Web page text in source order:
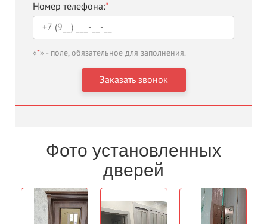
Номер телефона:*
«*» - поле, обязательное для заполнения.
Фото установленных
дверей